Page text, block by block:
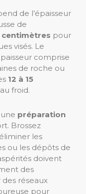
de l’épaisseur
de
centimètres pour
visés. Le
comprise
de roche ou
12 à 15
froid.
préparation
Brossez
les
ou les dépôts de
doivent
des
réseaux
pour